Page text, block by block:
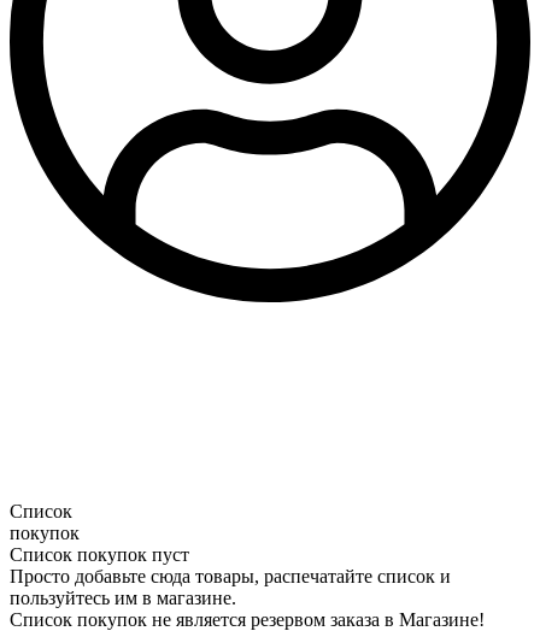
Список
покупок
Список покупок пуст
Просто добавьте сюда товары, распечатайте список и
пользуйтесь им в магазине.
Список покупок не является резервом заказа в Магазине!